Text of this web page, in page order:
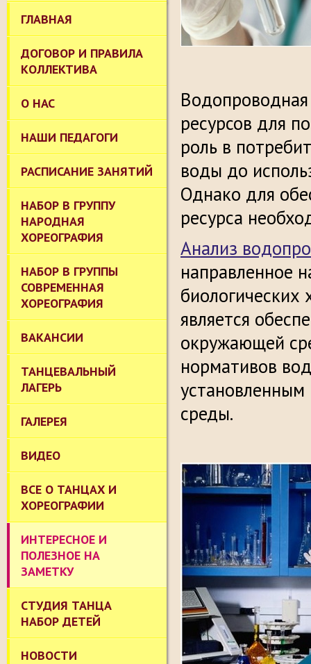
ГЛАВНАЯ
ДОГОВОР И ПРАВИЛА
КОЛЛЕКТИВА
О НАС
НАШИ ПЕДАГОГИ
РАСПИСАНИЕ ЗАНЯТИЙ
НАБОР В ГРУППУ
НАРОДНАЯ
ХОРЕОГРАФИЯ
НАБОР В ГРУППЫ
СОВРЕМЕННАЯ
ХОРЕОГРАФИЯ
ВАКАНСИИ
ТАНЦЕВАЛЬНЫЙ
ЛАГЕРЬ
ГАЛЕРЕЯ
ВИДЕО
ВСЕ О ТАНЦАХ И
ХОРЕОГРАФИИ
ИНТЕРЕСНОЕ И
ПОЛЕЗНОЕ НА
ЗАМЕТКУ
СТУДИЯ ТАНЦА
НАБОР ДЕТЕЙ
НОВОСТИ
ресурсов для
роль в
воды до
Однако для
ресурса
Анализ
направленное
биологических
является
окружающей
нормативов
среды.